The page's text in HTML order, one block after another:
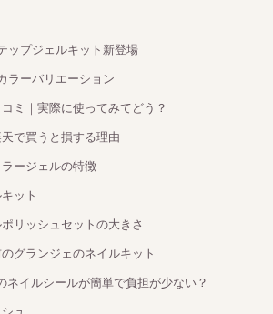
ップジェルキット新登場
ラーバリエーション
ミ｜実際に使ってみてどう？
で買うと損する理由
ージェルの特徴
ット
リッシュセットの大きさ
グランジェのネイルキット
ネイルシールが簡単で負担が少ない？